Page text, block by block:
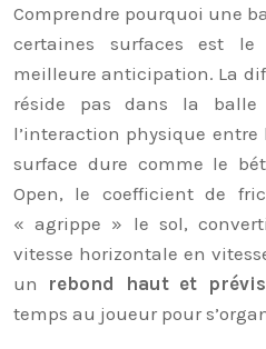
Comprendre pourquoi une
certaines surfaces est
meilleure anticipation. La
réside pas dans la balle
l’interaction physique
surface dure comme le
Open, le coefficient de
« agrippe » le sol,
vitesse horizontale en
un rebond haut et
temps au joueur pour